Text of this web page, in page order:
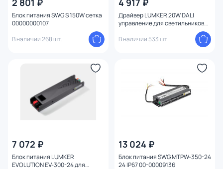
2 801 ₽
Блок питания SWG S 150W сетка
00000000107
В наличии 268 шт.
4 917 ₽
Драйвер LUMKER 20W DALI
управление для светильников
В наличии 533 шт.
7 072 ₽
Блок питания LUMKER
EVOLUTION EV-300-24 для
13 024 ₽
Блок питания SWG MTPW-350-24
24 IP67 00-00009136